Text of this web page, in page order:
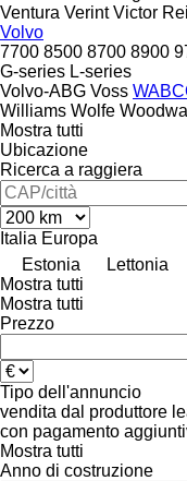
Ventura Verint Victor
Volvo
7700 8500 8700 8900
G-series L-series
Volvo-ABG Voss
Williams Wolfe
Mostra tutti
Ubicazione
Ricerca a raggiera
Italia Europa
Estonia
Lettonia
Mostra tutti
Mostra tutti
Prezzo
Tipo dell'annuncio
vendita dal produttore
con pagamento
Mostra tutti
Anno di costruzione